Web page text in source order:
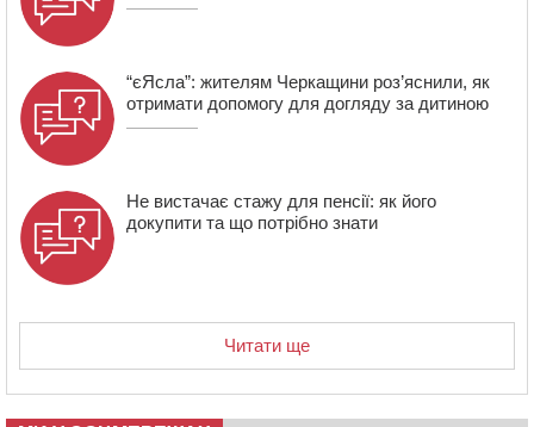
“єЯсла”: жителям Черкащини роз’яснили, як
отримати допомогу для догляду за дитиною
Не вистачає стажу для пенсії: як його
докупити та що потрібно знати
Читати ще